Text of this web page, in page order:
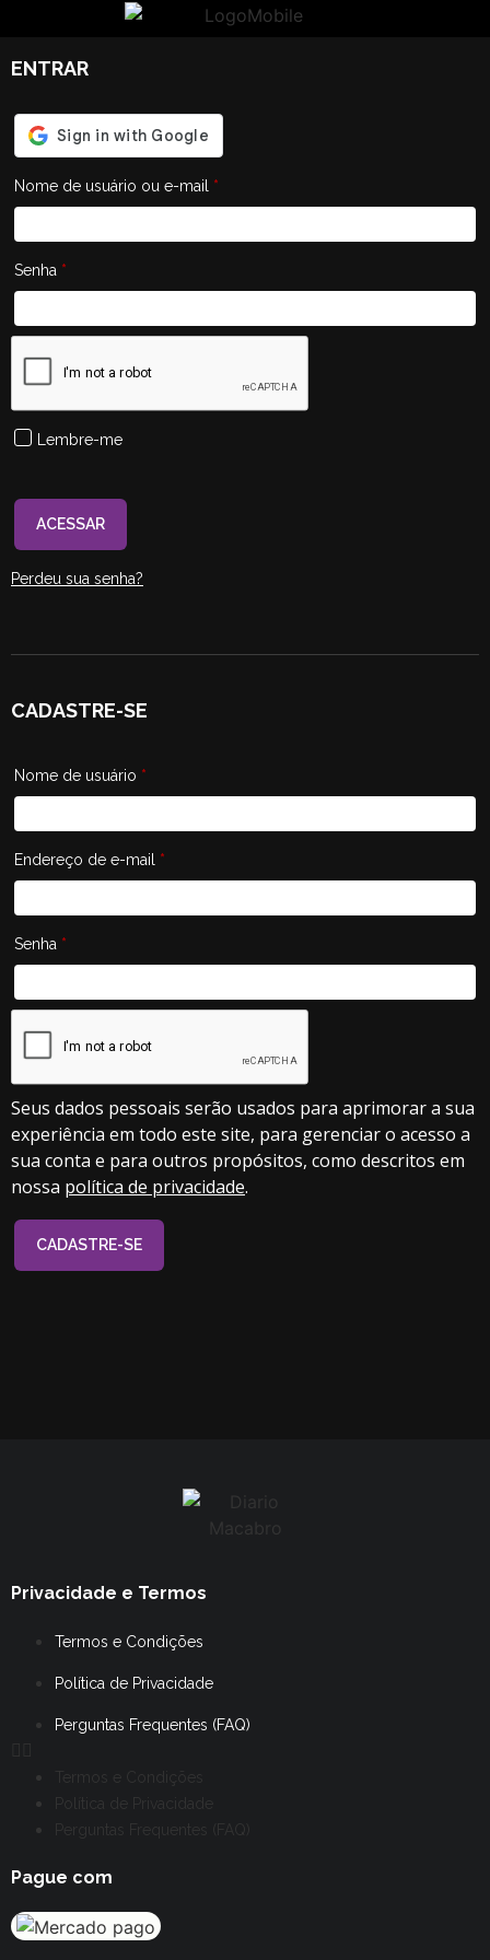
ENTRAR
Nome de usuário ou e-mail *
Senha *
Lembre-me
ACESSAR
Perdeu sua senha?
CADASTRE-SE
Nome de usuário *
Endereço de e-mail *
Senha *
Seus dados pessoais serão usados para aprimorar a sua
experiência em todo este site, para gerenciar o acesso a
sua conta e para outros propósitos, como descritos em
nossa política de privacidade.
CADASTRE-SE
Privacidade e Termos
Termos e Condições
Política de Privacidade
Perguntas Frequentes (FAQ)
Termos e Condições
Perguntas Frequentes (FAQ)
Pague com